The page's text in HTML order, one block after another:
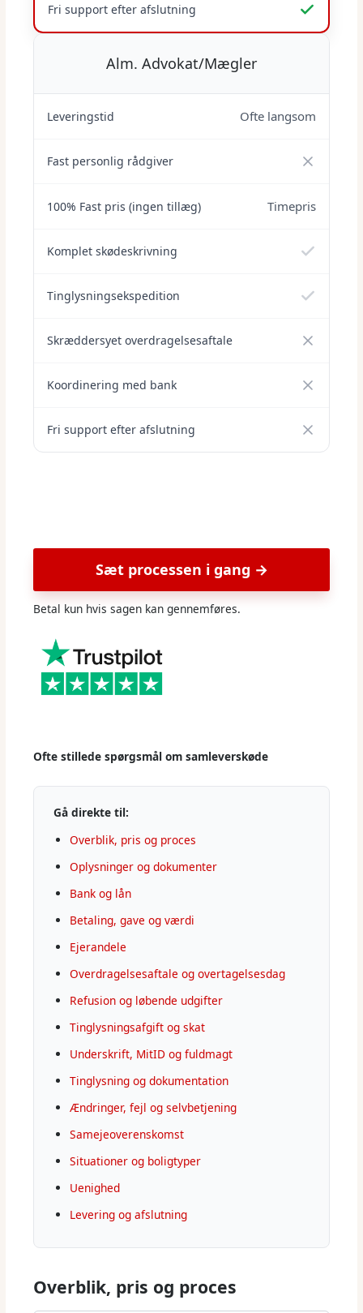
Fri support efter afslutning
Alm. Advokat/Mægler
Leveringstid Ofte langsom
Fast personlig rådgiver
100% Fast pris (ingen tillæg) Timepris
Komplet skødeskrivning
Tinglysningsekspedition
Skræddersyet overdragelsesaftale
Koordinering med bank
Fri support efter afslutning
Sæt processen i gang →
Betal kun hvis sagen kan gennemføres.
Ofte stillede spørgsmål om samleverskøde
Gå direkte til:
Overblik, pris og proces
Oplysninger og dokumenter
Bank og lån
Betaling, gave og værdi
Ejerandele
Overdragelsesaftale og overtagelsesdag
Refusion og løbende udgifter
Tinglysningsafgift og skat
Underskrift, MitID og fuldmagt
Tinglysning og dokumentation
Ændringer, fejl og selvbetjening
Samejeoverenskomst
Situationer og boligtyper
Uenighed
Levering og afslutning
Overblik, pris og proces